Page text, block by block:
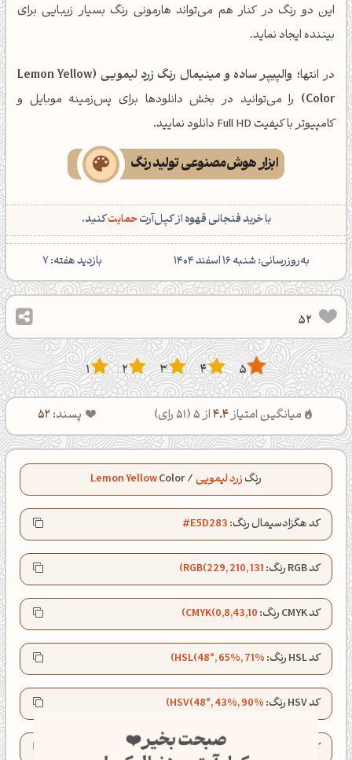
این دو رنگ در کنار هم می‌تواند هارمونی رنگ بسیار زیبایی برای
بیننده ایجاد نماید.
در انتها؛
والپیپر ساده و مینیمال رنگ زرد لیمویی (Lemon Yellow
Color)
را می‌توانید در بخش دانلودها برای پس‌زمینه موبایل و
کامپیوتر با کیفیت Full HD دانلود نمایید.
ابزار هوش‌مصنوعی تولید رنگ
با خرید فنجانی قهوه از کپل‌آرتحمایتکنید.
‌به‌روزرسانی: شنبه 16 اسفند 1404 بازدید هفته:7
52
5
4
3
2
1
میانگین امتیاز4.4از 5 ( 51رای) پسند: 52
رنگزرد لیمویی/
Color
Lemon Yellow
کد هگزادسیمال رنگ:#E5D283
کد RGB رنگ: RGB(229, 210, 131)
کد CMYK رنگ: CMYK(0,8,43,10)
کد HSL رنگ: HSL(48°, 65%, 71%)
کد HSV رنگ: HSV(48°, 43%, 90%)
کد LAB رنگ: LAB(84.2, -4.1, 41.5)
صبحت بخیر❤️